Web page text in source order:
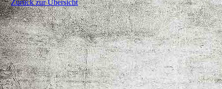
Zurück zur Übersicht